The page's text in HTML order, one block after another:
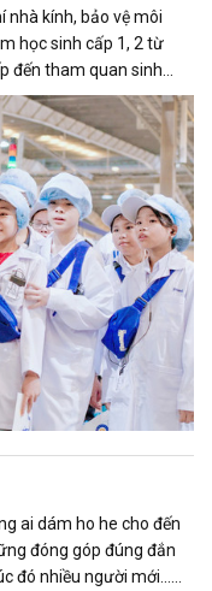
nhà kính, bảo vệ môi
học sinh cấp 1, 2 từ
đến tham quan sinh
máy sữa Vinamilk.
ai dám ho he cho đến
đóng góp đúng đắn
đó nhiều người mới...